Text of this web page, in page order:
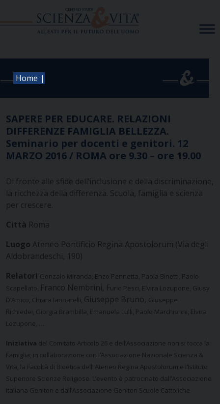
Home |
SAPERE PER EDUCARE. RELAZIONI
DIFFERENZE FAMIGLIA BELLEZZA.
Seminario per docenti e genitori. 12
MARZO 2016 / ROMA ore 9.30 – ore 19.00
Di fronte alle sfide dell’inclusione e della discriminazione,
la ricchezza della differenza. Scuola, famiglia e scienza
per crescere.
Città Roma
Luogo Ateneo Pontificio Regina Apostolorum (Via degli
Aldobrandeschi, 190)
Relatori Gonzalo Miranda, E nzo Pennetta, Paola Binetti, Paolo
Scapellato, Franco Nembrini, Furio Pesci, Elvira Lozupone, Giusy
D’Amico, Chiara Iannarelli, Giuseppe Bruno, Giuseppe
Richiedei, Giorgia Brambilla, Emanuela Lulli, Paolo Marchionni, Elvira
Lozupone, …
Iniziativa del Comitato Articolo 26 e dell’Associazione non si tocca la
Famiglia, in collaborazione con l’Associazione Nazionale Scienza &
Vita, la Facoltà di Bioetica dell’ Ateneo Regina Apostolorum e l’Istituto
Superiore Scienze Religiose. L’evento è patrocinato dall’Associazione
Italiana Genitori e dall’Associazione Genitori Scuole Cattoliche